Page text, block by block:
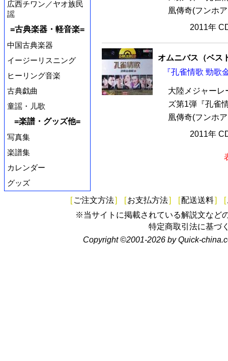
広西チワン／ヤオ族民
謡
=古典楽器・軽音楽=
中国古典楽器
イージーリスニング
ヒーリング音楽
古典戯曲
童謡・儿歌
=楽譜・グッズ他=
写真集
楽譜集
カレンダー
グッズ
凰傳奇(フンホ
2011年
オムニバス（ベス
『孔雀情歌 勁歌
大陸メジャーレ
ズ第1弾『孔雀
凰傳奇(フンホ
2011年
[ ご注文方法] [お支払方法] [配送送料] [
※当サイトに掲載されている解説文など
特定商取引法に基づ
Copyright ©2001-2026 by Quick-